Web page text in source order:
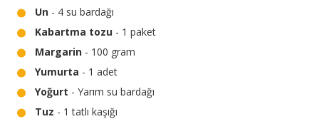
Un - 4 su bardağı
Kabartma tozu - 1 paket
Margarin - 100 gram
Yumurta - 1 adet
Yoğurt - Yarım su bardağı
Tuz - 1 tatlı kaşığı